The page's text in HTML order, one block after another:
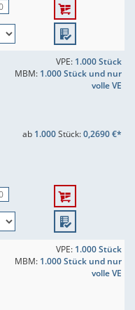
VPE: 1.000 Stück
MBM: 1.000 Stück und nur
volle VE
ab 1.000Stück:0,2690 €*
VPE: 1.000 Stück
MBM: 1.000 Stück und nur
volle VE